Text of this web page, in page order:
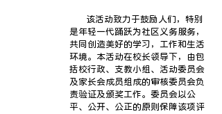
该活动致力于鼓励人们，特别
是年轻一代踊跃为社区义务服务，
共同创造美好的学习，工作和生活
环境。本活动在校长领导下，由包
括校行政、支教小组、活动委员会
及家长会成员组成的审核委员会负
责验证及颁奖工作。委员会以公
平、公开、公正的原则保障该项评